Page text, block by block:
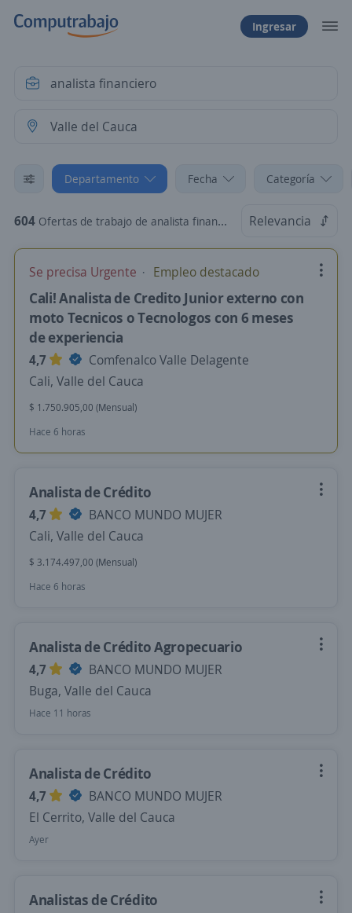
Ingresar
Departamento Fecha Categoría
604 Ofertas de trabajo de analista financiero en Valle del Cauca Relevancia
Se precisa Urgente Empleo destacado
Cali! Analista de Credito Junior externo con
moto Tecnicos o Tecnologos con 6 meses
de experiencia
4,7
Comfenalco Valle Delagente
Cali, Valle del Cauca
$ 1.750.905,00 (Mensual)
Hace 6 horas
Analista de Crédito
4,7
BANCO MUNDO MUJER
Cali, Valle del Cauca
$ 3.174.497,00 (Mensual)
Hace 6 horas
Analista de Crédito Agropecuario
4,7
BANCO MUNDO MUJER
Buga, Valle del Cauca
Hace 11 horas
Analista de Crédito
4,7
BANCO MUNDO MUJER
El Cerrito, Valle del Cauca
Ayer
Analistas de Crédito